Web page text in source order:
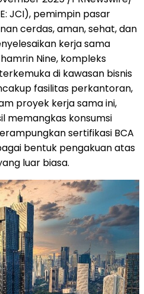
JCI), pemimpin pasar
cerdas, aman, sehat, dan
kerja sama
Nine, kompleks
ka di kawasan bisnis
fasilitas perkantoran,
proyek kerja sama ini,
memangkas konsumsi
sertifikasi BCA
bentuk pengakuan atas
luar biasa.